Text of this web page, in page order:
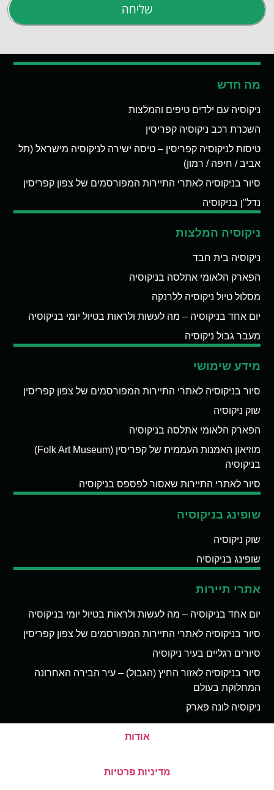
שליחה
מה חדש
ניקוסיה עם ילדים טיפים והמלצות
השכרת רכב ניקוסיה קפריסין
טיסות לניקוסיה קפריסין – טיסה ישירה לניקוסיה מישראל (תל
אביב / חיפה / רמון)
סיור בניקוסיה לאתרי התיירות המפורסמים של צפון קפריסין
נדל"ן בניקוסיה
ניקוסיה המלצות
ניקוסיה בית חבד
הפארק הלאומי אתלסה בניקוסיה
מסלול טיול ניקוסיה ללרנקה
יום אחד בניקוסיה – מה לעשות ולראות בטיול יומי בניקוסיה
מעבר גבול ניקוסיה
מידע שימושי
סיור בניקוסיה לאתרי התיירות המפורסמים של צפון קפריסין
שוק ניקוסיה
הפארק הלאומי אתלסה בניקוסיה
מוזיאון האמנות העממית של קפריסין (Folk Art Museum)
בניקוסיה
סיור לאתרי התיירות שאסור לפספס בניקוסיה
שופינג בניקוסיה
שוק ניקוסיה
שופינג בניקוסיה
אתרי תיירות
יום אחד בניקוסיה – מה לעשות ולראות בטיול יומי בניקוסיה
סיור בניקוסיה לאתרי התיירות המפורסמים של צפון קפריסין
סיורים רגליים בעיר ניקוסיה
סיור בניקוסיה לאזור החיץ (הגבול) – עיר הבירה האחרונה
המחלוקת בעולם
ניקוסיה לונה פארק
אודות
מדיניות פרטיות